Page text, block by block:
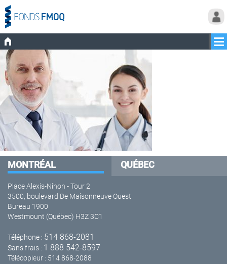
MONTRÉAL QUÉBEC
Place Alexis-Nihon - Tour 2
3500, boulevard De Maisonneuve Ouest
Bureau 1900
Westmount (Québec) H3Z 3C1
Téléphone : 514 868-2081
Sans frais : 1 888 542-8597
Télécopieur : 514 868-2088